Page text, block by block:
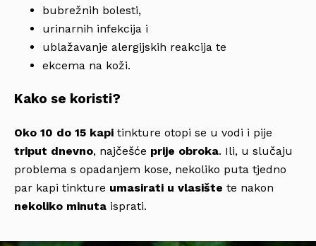
bubrežnih bolesti,
urinarnih infekcija i
ublažavanje alergijskih reakcija te
ekcema na koži.
Kako se koristi?
Oko 10 do 15 kapi tinkture otopi se u vodi i pije
triput dnevno, najčešće prije obroka. Ili, u slučaju
problema s opadanjem kose, nekoliko puta tjedno
par kapi tinkture umasirati u vlasište te nakon
nekoliko minuta isprati.